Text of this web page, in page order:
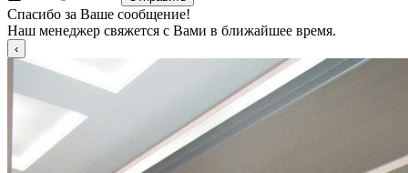
Спасибо за Ваше сообщение!
Наш менеджер свяжется с Вами в ближайшее время.